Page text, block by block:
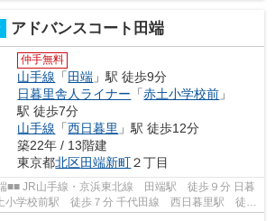
アドバンスコート田端
仲手無料
山手線 「 田端 」駅 徒歩9分
日暮里舎人ライナー 「赤土小学校前 」
駅 徒歩7分
山手線 「西日暮里 」駅 徒歩12分
築22年 / 13階建
東京都北区田端新町２丁目
９分 日暮
小学校前駅 徒歩７分 千代田線 西日暮里駅 徒歩